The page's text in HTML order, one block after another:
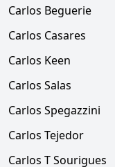
Carlos Beguerie
Carlos Casares
Carlos Keen
Carlos Salas
Carlos Spegazzini
Carlos Tejedor
Carlos T Sourigues